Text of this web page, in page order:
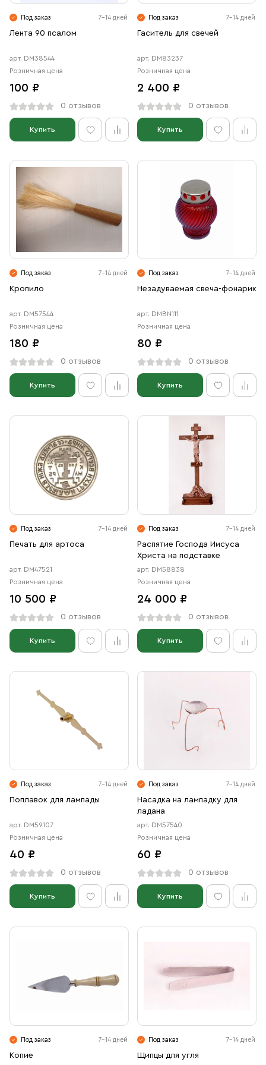
Свечи
Ювелирные изделия
Под заказ 7-14 дней
Лента 90 псалом
арт. DM38544
Розничная цена
100 ₽
0 отзывов
Купить
Под заказ 7-14 дней
Гаситель для свечей
арт. DM83237
Розничная цена
2 400 ₽
0 отзывов
Купить
Под заказ 7-14 дней
Кропило
арт. DM57544
Розничная цена
180 ₽
0 отзывов
Купить
Под заказ 7-14 дней
Незадуваемая свеча-фонарик
арт. DMBN111
Розничная цена
80 ₽
0 отзывов
Купить
Под заказ 7-14 дней
Печать для артоса
арт. DM47521
Розничная цена
10 500 ₽
0 отзывов
Купить
Под заказ 7-14 дней
Распятие Господа Иисуса
Христа на подставке
арт. DM58838
Розничная цена
24 000 ₽
0 отзывов
Купить
Под заказ 7-14 дней
Поплавок для лампады
арт. DM59107
Розничная цена
40 ₽
0 отзывов
Купить
Под заказ 7-14 дней
Насадка на лампадку для
ладана
арт. DM57540
Розничная цена
60 ₽
0 отзывов
Купить
Под заказ 7-14 дней
Копие
Под заказ 7-14 дней
Щипцы для угля